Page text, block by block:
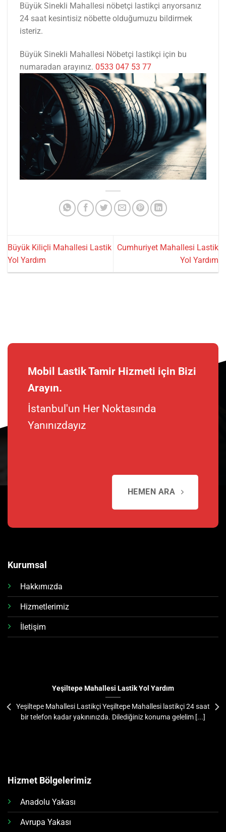
Büyük Sinekli Mahallesi nöbetçi lastikçi arıyorsanız
24 saat kesintisiz nöbette olduğumuzu bildirmek
isteriz.
Büyük Sinekli Mahallesi Nöbetçi lastikçi için bu
numaradan arayınız. 0533 047 53 77
Büyük Kiliçli Mahallesi Lastik
Yol Yardım
Cumhuriyet Mahallesi Lastik
Yol Yardım
Mobil Lastik Tamir Hizmeti için Bizi
Arayın.
İstanbul'un Her Noktasında
Yanınızdayız
HEMEN ARA
Kurumsal
Hakkımızda
Hizmetlerimiz
İletişim
Yeşiltepe Mahallesi Lastik Yol Yardım
Yeşiltepe Mahallesi Lastikçi Yeşiltepe Mahallesi lastikçi 24 saat
bir telefon kadar yakınınızda. Dilediğiniz konuma gelelim [...]
Hizmet Bölgelerimiz
Anadolu Yakası
Avrupa Yakası